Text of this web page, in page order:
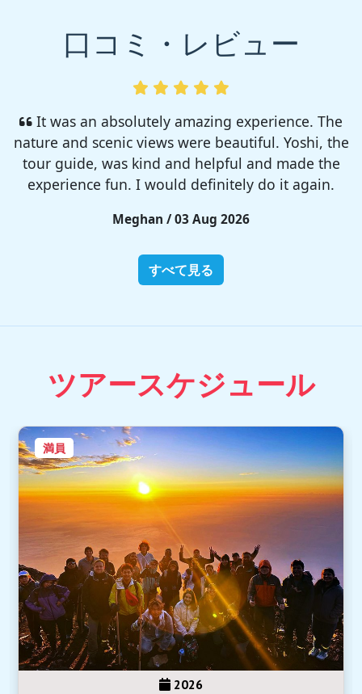
口コミ・レビュー
I enjoyed so much! I rented a tent from TSC,
That was strong and big enough. The camp site
was so nice but you need to bring bug spray for
sure!!
Rieko / 28 Jul 2026
すべて見る
ツアースケジュール
満員
2026